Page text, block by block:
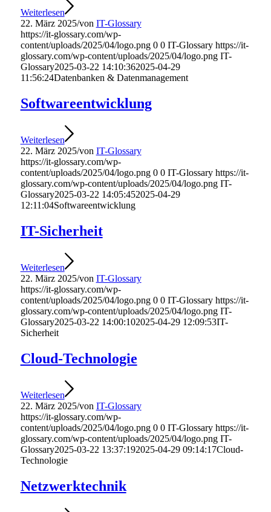
Weiterlesen
22. März 2025/von IT-Glossary
https://it-glossary.com/wp-
content/uploads/2025/04/logo.png 0 0 IT-Glossary https://it-
glossary.com/wp-content/uploads/2025/04/logo.png IT-
Glossary2025-03-22 14:10:362025-04-29
11:56:24Datenbanken & Datenmanagement
Softwareentwicklung
Weiterlesen
22. März 2025/von IT-Glossary
https://it-glossary.com/wp-
content/uploads/2025/04/logo.png 0 0 IT-Glossary https://it-
glossary.com/wp-content/uploads/2025/04/logo.png IT-
Glossary2025-03-22 14:05:452025-04-29
12:11:04Softwareentwicklung
IT-Sicherheit
Weiterlesen
22. März 2025/von IT-Glossary
https://it-glossary.com/wp-
content/uploads/2025/04/logo.png 0 0 IT-Glossary https://it-
glossary.com/wp-content/uploads/2025/04/logo.png IT-
Glossary2025-03-22 14:00:102025-04-29 12:09:53IT-
Sicherheit
Cloud-Technologie
Weiterlesen
22. März 2025/von IT-Glossary
https://it-glossary.com/wp-
content/uploads/2025/04/logo.png 0 0 IT-Glossary https://it-
glossary.com/wp-content/uploads/2025/04/logo.png IT-
Glossary2025-03-22 13:37:192025-04-29 09:14:17Cloud-
Technologie
Netzwerktechnik